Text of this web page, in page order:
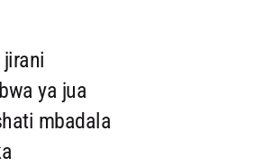
ya jua
mbadala